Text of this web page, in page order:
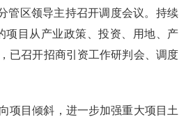
管区领导主持召开调度会议。持续
项目从产业政策、投资、用地、产
已召开招商引资工作研判会、调度
项目倾斜，进一步加强重大项目土